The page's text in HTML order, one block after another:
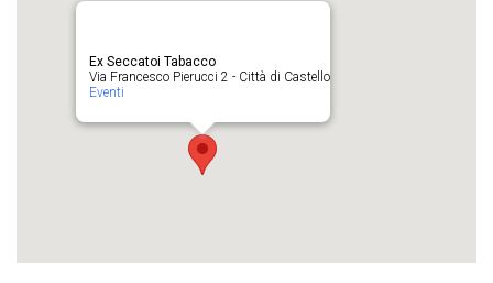
Ex Seccatoi Tabacco
Via Francesco Pierucci 2 - Città di Castello
Eventi